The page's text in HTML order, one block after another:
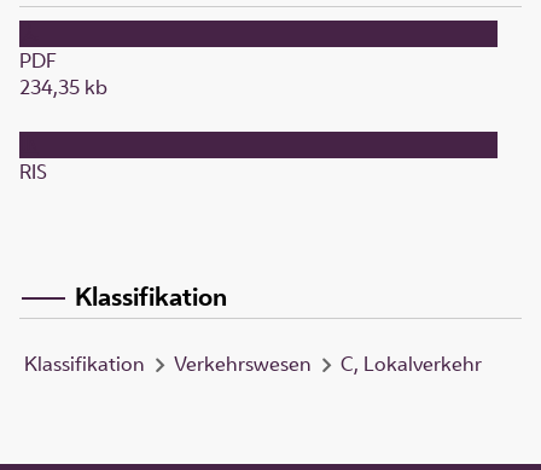
PDF
234,35 kb
RIS
Klassifikation
Klassifikation Verkehrswesen C, Lokalverkehr